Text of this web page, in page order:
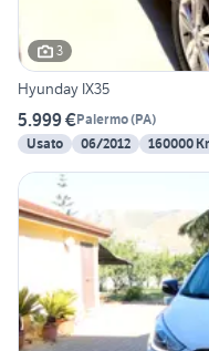
3
Hyunday IX35
5.999 €Palermo(PA)
Usato
06/2012 160000